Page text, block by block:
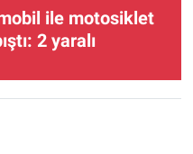
ile motosiklet
2 yaralı